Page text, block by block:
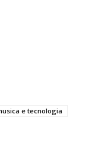
e tecnologia